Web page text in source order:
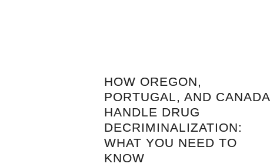
HOW OREGON,
PORTUGAL, AND CANADA
HANDLE DRUG
DECRIMINALIZATION:
WHAT YOU NEED TO
KNOW